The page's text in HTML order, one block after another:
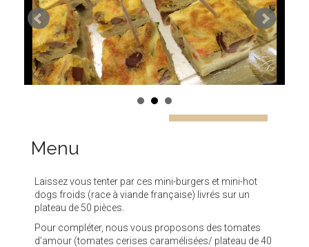
Menu
Laissez vous tenter par ces mini-burgers et mini-hot
dogs froids (race à viande française) livrés sur un
plateau de 50 pièces.
Pour compléter, nous vous proposons des tomates
d’amour (tomates cerises caramélisées/ plateau de 40